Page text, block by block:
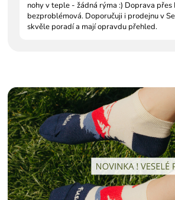
nohy v teple - žádná rýma :) Doprava přes
bezproblémová. Doporučuji i prodejnu v
skvěle poradí a mají opravdu přehled.